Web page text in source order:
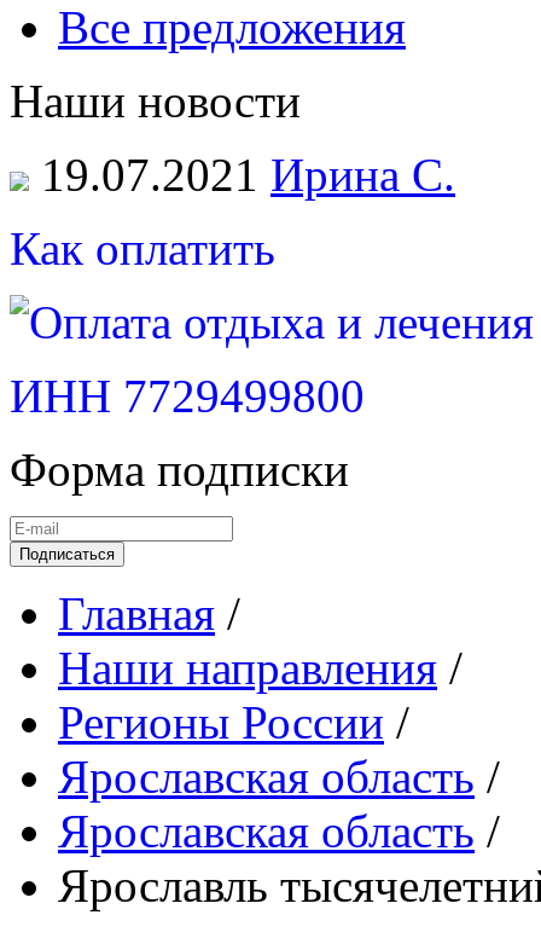
Все предложения
Наши новости
19.07.2021 Ирина С.
Как оплатить
ИНН 7729499800
Форма подписки
Подписаться
Главная /
Наши направления /
Регионы России /
Ярославская область /
Ярославская область /
Ярославль